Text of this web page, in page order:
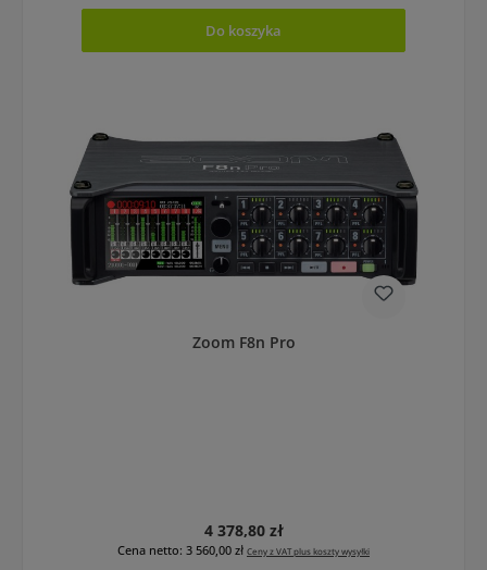
Do koszyka
Zoom F8n Pro
Cena regularna:
4 378,80 zł
Cena netto: 3 560,00 zł Ceny z VAT plus koszty wysyłki